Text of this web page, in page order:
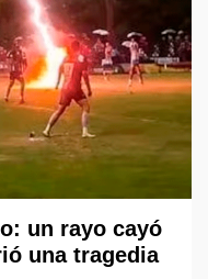
un rayo cayó
una tragedia